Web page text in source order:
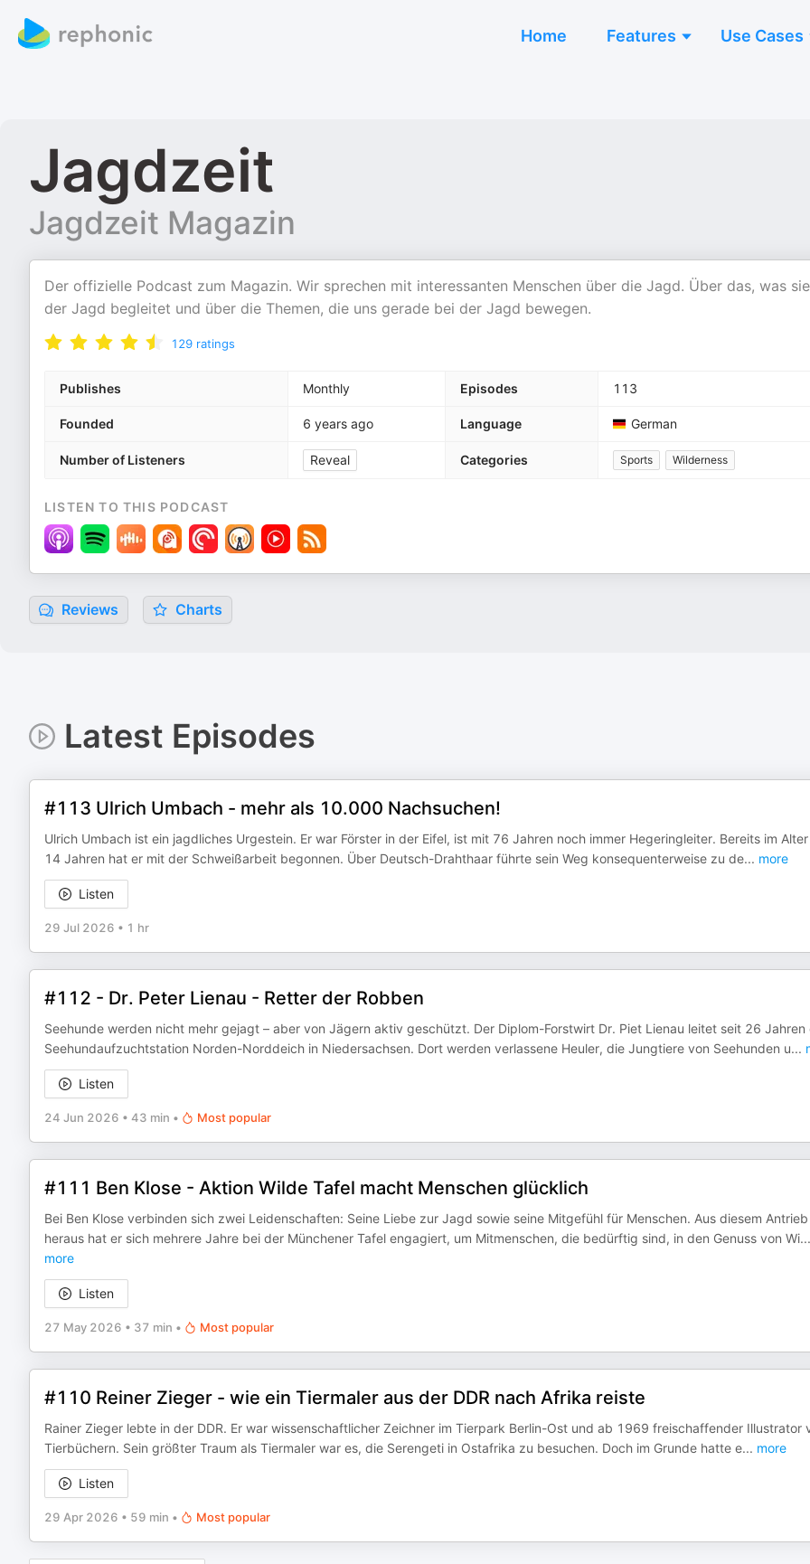
Home Features Use Cases
Jagdzeit
Jagdzeit Magazin
Der offizielle Podcast zum Magazin. Wir sprechen mit interessanten Menschen über die Jagd. Über das, was
der Jagd begleitet und über die Themen, die uns gerade bei der Jagd bewegen.
129 ratings
Publishes Monthly Episodes 113
Founded 6 years ago Language German
Number of Listeners Reveal Categories Sports Wilderness
LISTEN TO THIS PODCAST
Reviews Charts
Latest Episodes
#113 Ulrich Umbach - mehr als 10.000 Nachsuchen!
Ulrich Umbach ist ein jagdliches Urgestein. Er war Förster in der Eifel, ist mit 76 Jahren noch immer Hegeringleiter. Bereits im
14 Jahren hat er mit der Schweißarbeit begonnen. Über Deutsch-Drahthaar führte sein Weg konsequenterweise zu de... more
Listen
29 Jul 2026 • 1 hr
#112 - Dr. Peter Lienau - Retter der Robben
Seehunde werden nicht mehr gejagt – aber von Jägern aktiv geschützt. Der Diplom-Forstwirt Dr. Piet Lienau leitet seit 26 Jahren
Seehundaufzuchtstation Norden-Norddeich in Niedersachsen. Dort werden verlassene Heuler, die Jungtiere von Seehunden u...
Listen
24 Jun 2026 • 43 min • Most popular
#111 Ben Klose - Aktion Wilde Tafel macht Menschen glücklich
Bei Ben Klose verbinden sich zwei Leidenschaften: Seine Liebe zur Jagd sowie seine Mitgefühl für Menschen. Aus diesem Antrieb
heraus hat er sich mehrere Jahre bei der Münchener Tafel engagiert, um Mitmenschen, die bedürftig sind, in den Genuss von Wi...
more
Listen
27 May 2026 • 37 min • Most popular
#110 Reiner Zieger - wie ein Tiermaler aus der DDR nach Afrika reiste
Rainer Zieger lebte in der DDR. Er war wissenschaftlicher Zeichner im Tierpark Berlin-Ost und ab 1969 freischaffender Illustrator
Tierbüchern. Sein größter Traum als Tiermaler war es, die Serengeti in Ostafrika zu besuchen. Doch im Grunde hatte e... more
Listen
29 Apr 2026 • 59 min • Most popular